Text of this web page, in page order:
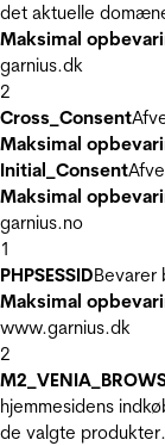
det aktuelle
Maksimal
garnius.dk
2
Cross_Consent
Maksimal
Initial_Consent
Maksimal
garnius.no
1
PHPSESSIDBevarer
Maksimal
www.garnius.dk
2
hjemmesidens
de valgte produkter.